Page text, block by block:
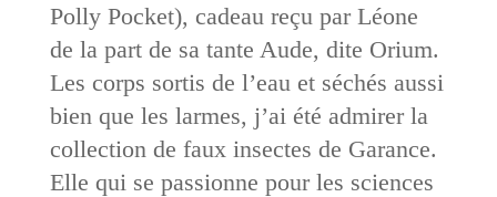
Polly Pocket), cadeau reçu par Léone
de la part de sa tante Aude, dite Orium.
Les corps sortis de l’eau et séchés aussi
bien que les larmes, j’ai été admirer la
collection de faux insectes de Garance.
Elle qui se passionne pour les sciences